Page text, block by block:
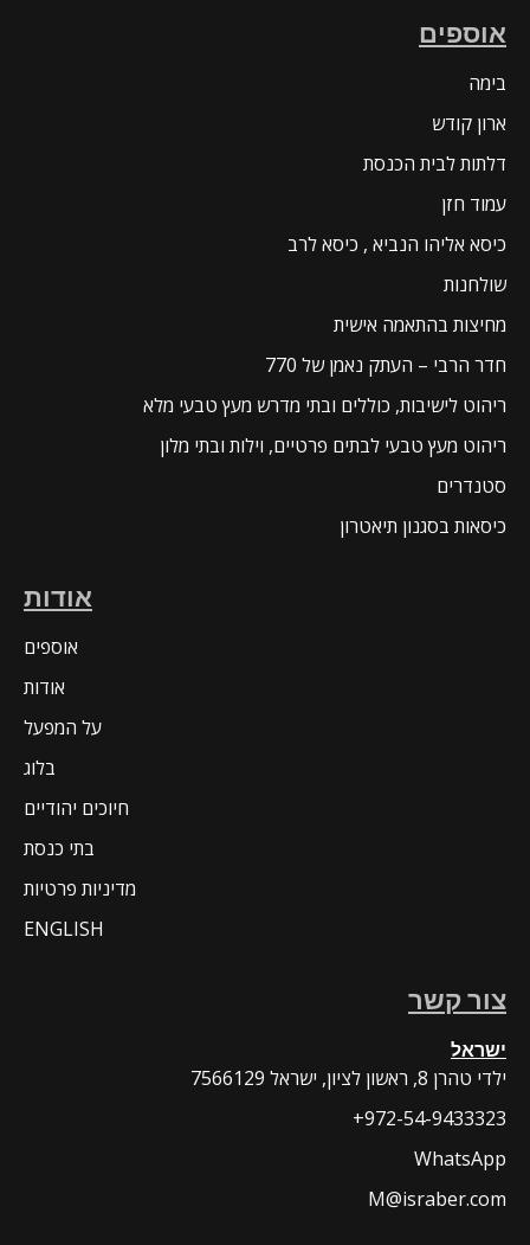
אוספים
בימה
ארון קודש
דלתות לבית הכנסת
עמוד חזן
כיסא אליהו הנביא , כיסא לרב
שולחנות
מחיצות בהתאמה אישית
חדר הרבי – העתק נאמן של 770
ריהוט לישיבות, כוללים ובתי מדרש מעץ טבעי מלא
ריהוט מעץ טבעי לבתים פרטיים, וילות ובתי מלון
סטנדרים
כיסאות בסגנון תיאטרון
אודות
אוספים
אודות
על המפעל
בלוג
חיוכים יהודיים
בתי כנסת
מדיניות פרטיות
ENGLISH
צור קשר
ישראל
7566129 ילדי טהרן 8, ראשון לציון, ישראל
+972-54-9433323
WhatsApp
M@israber.com